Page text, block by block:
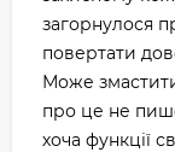
загорнулося
повертати
Може
про це не
хоча функції